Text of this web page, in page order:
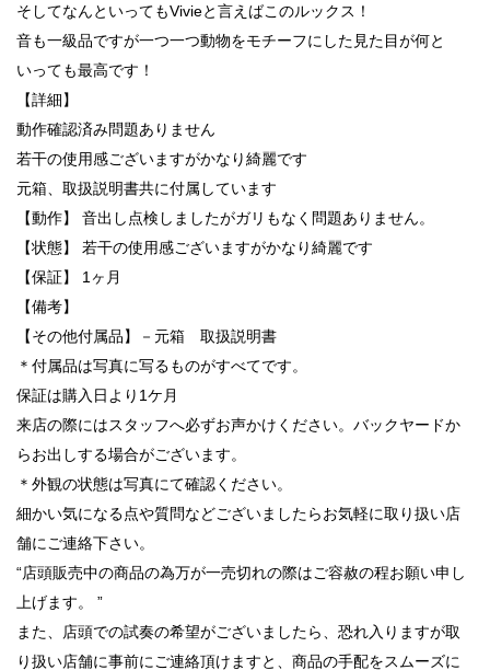
そしてなんといってもVivieと言えばこのルックス！
音も一級品ですが一つ一つ動物をモチーフにした見た目が何と
いっても最高です！
【詳細】
動作確認済み問題ありません
若干の使用感ございますがかなり綺麗です
元箱、取扱説明書共に付属しています
【動作】 音出し点検しましたがガリもなく問題ありません。
【状態】 若干の使用感ございますがかなり綺麗です
【保証】 1ヶ月
【備考】
【その他付属品】－元箱 取扱説明書
＊付属品は写真に写るものがすべてです。
保証は購入日より1ケ月
来店の際にはスタッフへ必ずお声かけください。バックヤードか
らお出しする場合がございます。
＊外観の状態は写真にて確認ください。
細かい気になる点や質問などございましたらお気軽に取り扱い店
舗にご連絡下さい。
“店頭販売中の商品の為万が一売切れの際はご容赦の程お願い申し
上げます。 ”
また、店頭での試奏の希望がございましたら、恐れ入りますが取
り扱い店舗に事前にご連絡頂けますと、商品の手配をスムーズに